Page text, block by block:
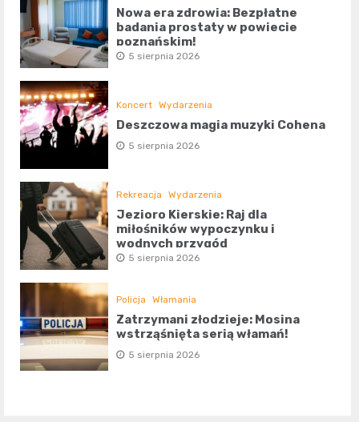
Nowa era zdrowia: Bezpłatne
badania prostaty w powiecie
poznańskim!
5 sierpnia 2026
Koncert Wydarzenia
Deszczowa magia muzyki Cohena
5 sierpnia 2026
Rekreacja Wydarzenia
Jezioro Kierskie: Raj dla
miłośników wypoczynku i
wodnych przygód
5 sierpnia 2026
Policja Włamania
Zatrzymani złodzieje: Mosina
wstrząśnięta serią włamań!
5 sierpnia 2026